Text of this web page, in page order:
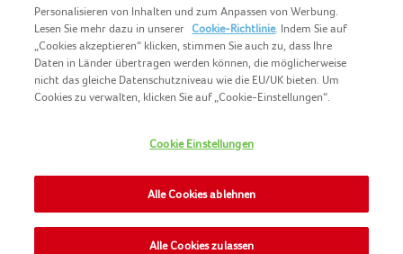
YouTube
SITEMAP
KONTAKT
IMPRESSUM
NOMAD FOODS
NUTZUNGSBEDINGUNGEN
PRIVACY POLICY
Personalisieren von Inhalten und zum Anpassen von Werbung.
Lesen Sie mehr dazu in unserer Cookie-Richtlinie. Indem Sie auf
„Cookies akzeptieren“ klicken, stimmen Sie auch zu, dass Ihre
Daten in Länder übertragen werden können, die möglicherweise
nicht das gleiche Datenschutzniveau wie die EU/UK bieten. Um
Cookies zu verwalten, klicken Sie auf „Cookie-Einstellungen“.
Cookie Einstellungen
Alle Cookies ablehnen
Alle Cookies zulassen